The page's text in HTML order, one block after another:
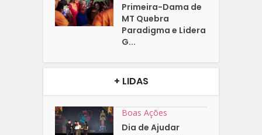
Primeira-Dama de
MT Quebra
Paradigma e Lidera
G...
+ LIDAS
Boas Ações
Dia de Ajudar